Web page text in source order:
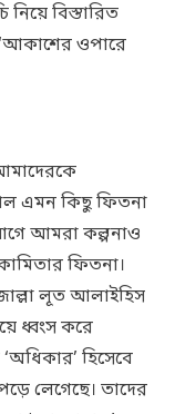
বিস্তারিত
আকাশের ওপারে
এমন কিছু ফিতনা
আমরা কল্পনাও
ফিতনা।
লূত আলাইহিস
ধ্বংস করে
হিসেবে
লেগেছে। তাদের